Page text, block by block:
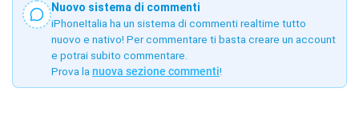
Nuovo sistema di commenti
iPhoneItalia ha un sistema di commenti realtime tutto
nuovo e nativo! Per commentare ti basta creare un account
e potrai subito commentare.
Prova la nuova sezione commenti!